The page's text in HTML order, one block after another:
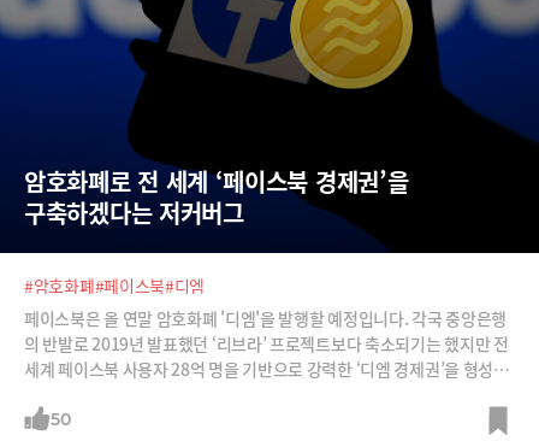
암호화폐로 전 세계 ‘페이스북 경제권’을
구축하겠다는 저커버그
#암호화폐#페이스북#디엠
페이스북은 올 연말 암호화폐 '디엠'을 발행할 예정입니다. 각국 중앙은행
의 반발로 2019년 발표했던 ‘리브라’ 프로젝트보다 축소되기는 했지만 전
세계 페이스북 사용자 28억 명을 기반으로 강력한 ‘디엠 경제권’을 형성하
회사, 금융회사가 되겠다는 구상이죠. 디엠의 설계 구조와 그 파괴력을 알
50